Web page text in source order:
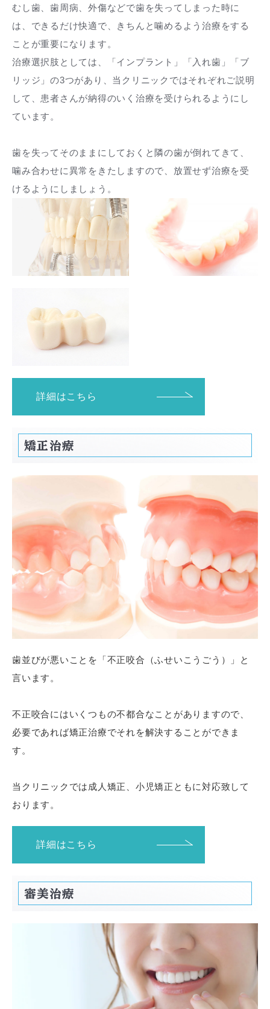
むし歯、歯周病、外傷などで歯を失ってしまった時に
は、できるだけ快適で、きちんと噛めるよう治療をする
ことが重要になります。
治療選択肢としては、「インプラント」「入れ歯」「ブ
リッジ」の3つがあり、当クリニックではそれぞれご説明
して、患者さんが納得のいく治療を受けられるようにし
ています。
歯を失ってそのままにしておくと隣の歯が倒れてきて、
噛み合わせに異常をきたしますので、放置せず治療を受
けるようにしましょう。
詳細はこちら
矯正治療
歯並びが悪いことを「不正咬合（ふせいこうごう）」と
言います。
不正咬合にはいくつもの不都合なことがありますので、
必要であれば矯正治療でそれを解決することができま
す。
当クリニックでは成人矯正、小児矯正ともに対応致して
おります。
詳細はこちら
審美治療